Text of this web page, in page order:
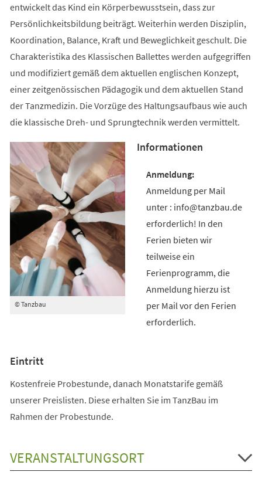
entwickelt das Kind ein Körperbewusstsein, dass zur
Persönlichkeitsbildung beiträgt. Weiterhin werden Disziplin,
Koordination, Balance, Kraft und Beweglichkeit geschult. Die
Charakteristika des Klassischen Ballettes werden aufgegriffen
und modifiziert gemäß dem aktuellen englischen Konzept,
einer zeitgenössischen Pädagogik und dem aktuellen Stand
der Tanzmedizin. Die Vorzüge des Haltungsaufbaus wie auch
die klassische Dreh- und Sprungtechnik werden vermittelt.
© Tanzbau
Informationen
Anmeldung per Mail
unter : info@tanzbau.de
erforderlich! In den
Ferien bieten wir
teilweise ein
Ferienprogramm, die
Anmeldung hierzu ist
per Mail vor den Ferien
erforderlich.
Eintritt
Kostenfreie Probestunde, danach Monatstarife gemäß
unserer Preislisten. Diese erhalten Sie im TanzBau im
Rahmen der Probestunde.
VERANSTALTUNGSORT